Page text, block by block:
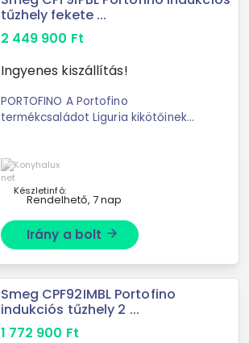
tűzhely fekete ...
2 449 900 Ft
Ingyenes kiszállítás!
PORTOFINO A Portofino
termékcsaládot Liguria kikötőinek
és boldogságot hoz a konyhába. EGY
DESIGN, AMI MINDEN ...
Készletinfó:
Rendelhető, 7 nap
Irány a bolt arrow_forward
Smeg CPF92IMBL Portofino
indukciós tűzhely 2 ...
1 772 900 Ft